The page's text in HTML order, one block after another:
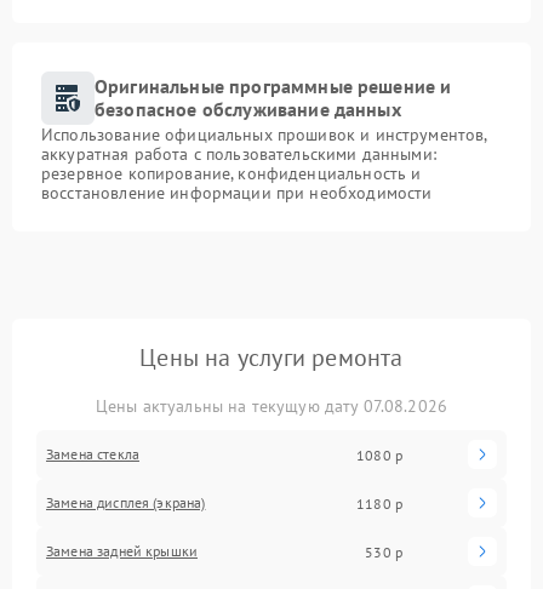
Оригинальные программные решение и
безопасное обслуживание данных
Использование официальных прошивок и инструментов,
аккуратная работа с пользовательскими данными:
резервное копирование, конфиденциальность и
восстановление информации при необходимости
Цены на услуги ремонта
Цены актуальны на текущую дату 07.08.2026
Замена стекла 1080 р
Замена дисплея (экрана) 1180 р
Замена задней крышки 530 р